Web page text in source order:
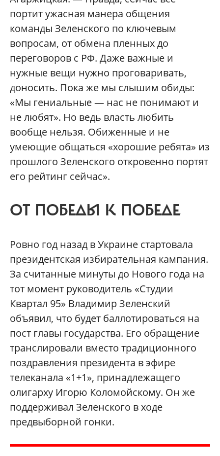
портит ужасная манера общения
команды Зеленского по ключевым
вопросам, от обмена пленных до
переговоров с РФ. Даже важные и
нужные вещи нужно проговаривать,
доносить. Пока же мы слышим обиды:
«Мы гениальные — нас не понимают и
не любят». Но ведь власть любить
вообще нельзя. Обиженные и не
умеющие общаться «хорошие ребята» из
прошлого Зеленского откровенно портят
его рейтинг сейчас».
ОТ ПОБЕДЫ К ПОБЕДЕ
Ровно год назад в Украине стартовала
президентская избирательная кампания.
За считанные минуты до Нового года на
тот момент руководитель «Студии
Квартал 95» Владимир Зеленский
объявил, что будет баллотироваться на
пост главы государства. Его обращение
транслировали вместо традиционного
поздравления президента в эфире
телеканала «1+1», принадлежащего
олигарху Игорю Коломойскому. Он же
поддерживал Зеленского в ходе
предвыборной гонки.